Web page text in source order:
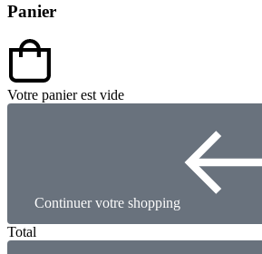
Panier
Votre panier est vide
Continuer votre shopping
Total